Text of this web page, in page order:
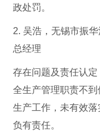
政处罚。
2. 吴浩，无锡市振
总经理
存在问题及责任认
全生产管理职责不
生产工作，未有效
负有责任。